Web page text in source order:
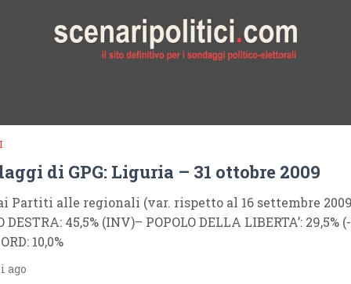
di GPG: Liguria – 31 ottobre 2009
Partiti alle regionali (var. rispetto al 16 settembre
DESTRA: 45,5% (INV)– POPOLO DELLA LIBERTA’: 29,5%
10,0%
ago